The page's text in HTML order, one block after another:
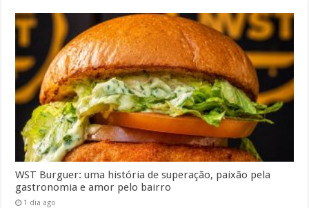
WST Burguer: uma história de superação, paixão pela
gastronomia e amor pelo bairro
1 dia ago